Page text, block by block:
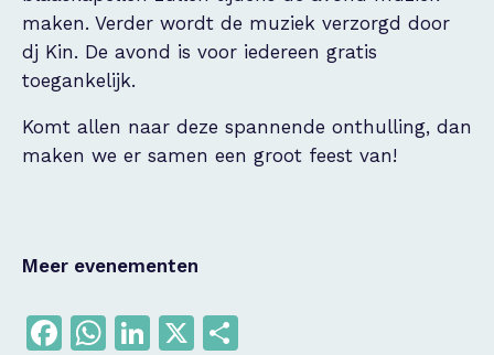
maken. Verder wordt de muziek verzorgd door
dj Kin. De avond is voor iedereen gratis
toegankelijk.
Komt allen naar deze spannende onthulling, dan
maken we er samen een groot feest van!
Meer evenementen
Facebook
WhatsApp
LinkedIn
X